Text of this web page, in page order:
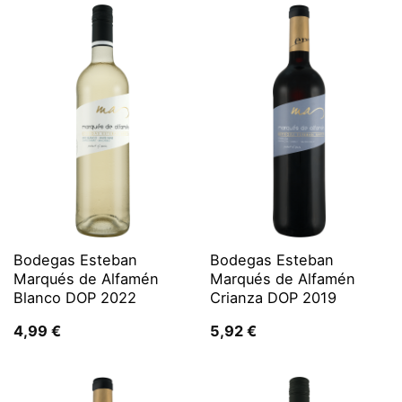
Bodegas Esteban
Marqués de Alfamén
Blanco DOP 2022
4,99 €
Bodegas Esteban
Marqués de Alfamén
Crianza DOP 2019
5,92 €